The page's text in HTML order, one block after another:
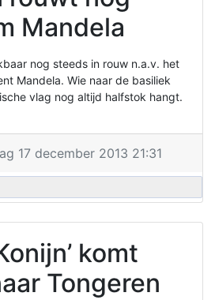
Mandela
nog steeds in rouw n.a.v. het
Mandela. Wie naar de basiliek
vlag nog altijd halfstok hangt.
17 december 2013 21:31
komt
Tongeren